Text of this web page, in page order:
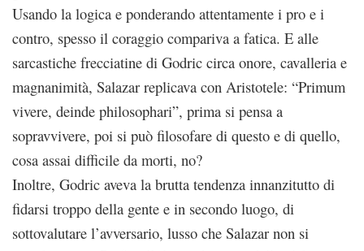
Usando la logica e ponderando attentamente i pro e i
contro, spesso il coraggio compariva a fatica. E alle
sarcastiche frecciatine di Godric circa onore, cavalleria e
magnanimità, Salazar replicava con Aristotele: “Primum
vivere, deinde philosophari”, prima si pensa a
sopravvivere, poi si può filosofare di questo e di quello,
cosa assai difficile da morti, no?
Inoltre, Godric aveva la brutta tendenza innanzitutto di
fidarsi troppo della gente e in secondo luogo, di
sottovalutare l’avversario, lusso che Salazar non si